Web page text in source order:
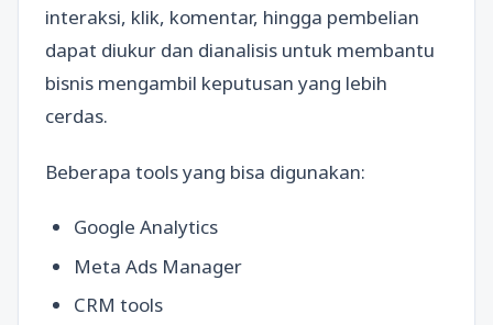
interaksi, klik, komentar, hingga pembelian
dapat diukur dan dianalisis untuk membantu
bisnis mengambil keputusan yang lebih
cerdas.
Beberapa tools yang bisa digunakan:
Google Analytics
Meta Ads Manager
CRM tools